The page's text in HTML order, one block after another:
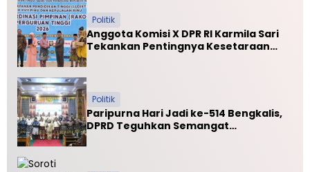
Politik
Anggota Komisi X DPR RI Karmila Sari
Tekankan Pentingnya Kesetaraan
Politik
Paripurna Hari Jadi ke-514 Bengkalis,
DPRD Teguhkan Semangat